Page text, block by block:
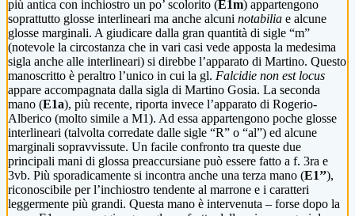
più antica con inchiostro un po’ scolorito (E1m) appartengono
soprattutto glosse interlineari ma anche alcuni notabilia e alcune
glosse marginali. A giudicare dalla gran quantità di sigle “m”
(notevole la circostanza che in vari casi vede apposta la medesima
sigla anche alle interlineari) si direbbe l’apparato di Martino. Questo
manoscritto è peraltro l’unico in cui la gl. Falcidie non est locus
appare accompagnata dalla sigla di Martino Gosia. La seconda
mano (E1a), più recente, riporta invece l’apparato di Rogerio-
Alberico (molto simile a M1). Ad essa appartengono poche glosse
interlineari (talvolta corredate dalle sigle “R” o “al”) ed alcune
marginali sopravvissute. Un facile confronto tra queste due
principali mani di glossa preaccursiane può essere fatto a f. 3ra e
3vb. Più sporadicamente si incontra anche una terza mano (E1’’),
riconoscibile per l’inchiostro tendente al marrone e i caratteri
leggermente più grandi. Questa mano è intervenuta – forse dopo la